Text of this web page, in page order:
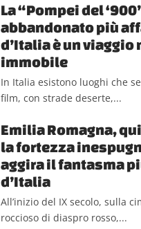
La “Pompei del
abbandonato più
d’Italia è un viaggio
immobile
In Italia esistono luoghi che
film, con strade deserte,...
Emilia Romagna,
la fortezza
aggira il fantasma
d’Italia
All’inizio del IX secolo, sulla
roccioso di diaspro rosso,...